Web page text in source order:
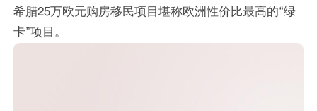
希腊25万欧元购房移民项目堪称欧洲性价比最高的“绿
卡”项目。